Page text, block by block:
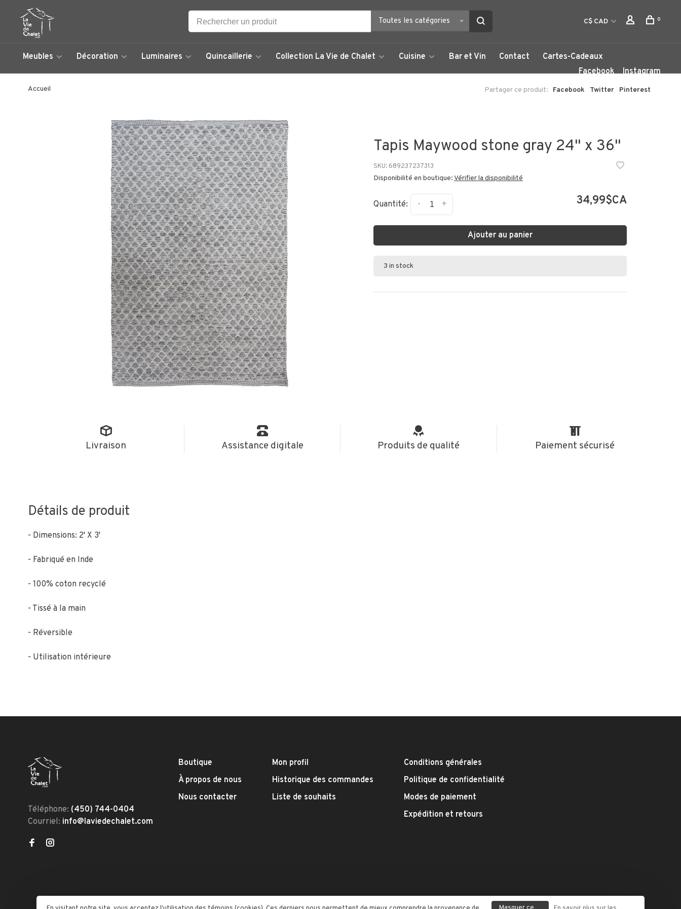
Toutes les catégories C$ CAD 0
Meubles Décoration Luminaires Quincaillerie Collection La Vie de Chalet Cuisine Bar et Vin Contact
Cartes-Cadeaux
Facebook
Instagram
Accueil Partager ce produit: Facebook Twitter Pinterest
Tapis Maywood stone gray 24" x 36"
SKU: 689237237313
Disponibilité en boutique:Vérifier la disponibilité
Quantité: +
- 34,99$CA
Ajouter au panier
3 in stock
Livraison Assistance digitale Produits de qualité Paiement sécurisé
Détails de produit
- Dimensions: 2' X 3'
- Fabriqué en Inde
- 100% coton recyclé
- Tissé à la main
- Réversible
- Utilisation intérieure
Téléphone: (450) 744-0404
Courriel: info@laviedechalet.com
Boutique
À propos de nous
Nous contacter
Mon profil
Historique des commandes
Liste de souhaits
Conditions générales
Politique de confidentialité
Modes de paiement
Expédition et retours